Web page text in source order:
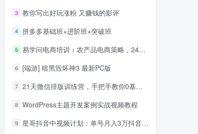
3 教你写出好玩涨粉 又赚钱的影评
4 拼多多基础班+进阶班+突破班
5 易学问电商培训：农产品电商策略，24小时淘宝网店赚钱速成班（共10节）_电商运营教程
6 [端游] 暗黑毁坏神3 最新PC版
7 21天微信排版训练营，手把手教你0基础也能学会（视频课程）
8 WordPress主题开发案例实战视频教程
9 星哥抖音中视频计划：单号月入3万抖音中视频项目，百分百的风口项目